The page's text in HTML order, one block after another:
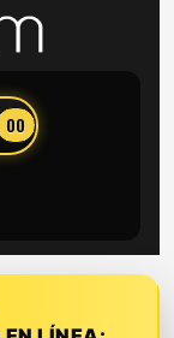
00